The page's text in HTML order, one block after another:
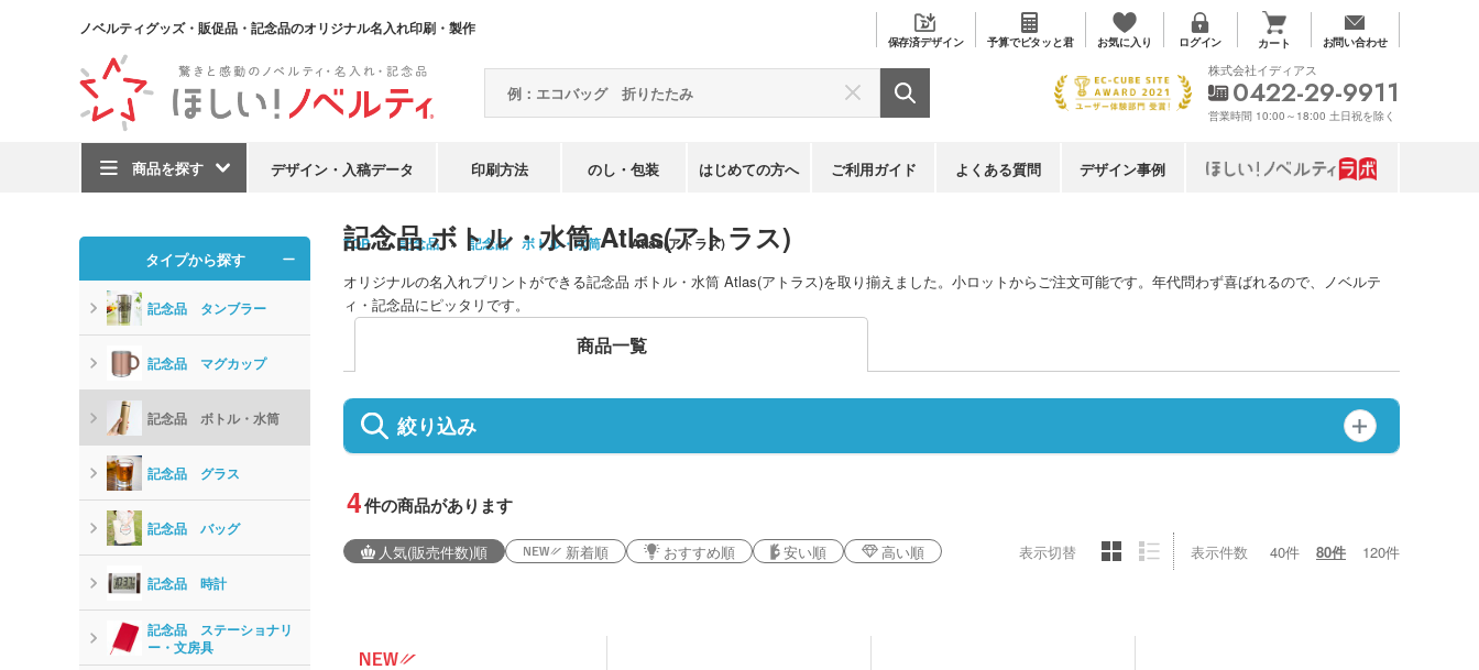
ノベルティグッズ・販促品・記念品のオリジナル名入れ印刷・製作
保存済デザイン 予算でピタッと君 お気に入り ログイン カート お問い合わせ
商品を探す デザイン・入稿データ 印刷方法 のし・包装 はじめての方へ ご利用ガイド よくある質問 デザイン事例
株式会社イディアス
0422-29-9911
営業時間 10:00～18:00 土日祝を除く
TOP 記念品 記念品 ボトル・水筒 Atlas(アトラス)
記念品 ボトル・水筒 Atlas(アトラス)
オリジナルの名入れプリントができる記念品 ボトル・水筒 Atlas(アトラス)を取り揃えました。小ロットからご注文可能です。年代問わず喜ばれるので、ノベルテ
ィ・記念品にピッタリです。
商品一覧
絞り込み
4件の商品があります
人気(販売件数)順 新着順 おすすめ順 安い順 高い順 表示切替 表示件数 40件 80件 120件
タイプから探す
記念品 タンブラー
記念品 マグカップ
記念品 ボトル・水筒
記念品 グラス
記念品 バッグ
記念品 時計
記念品 ステーショナリ
ー・文房具